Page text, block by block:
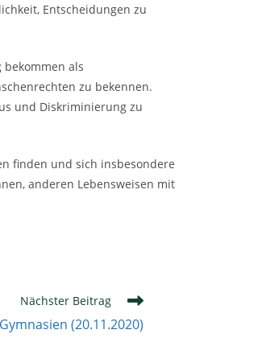
Entscheidungen zu
als
zu bekennen.
und Diskriminierung zu
finden und sich insbesondere
anderen Lebensweisen mit
Nächster Beitrag
(20.11.2020)